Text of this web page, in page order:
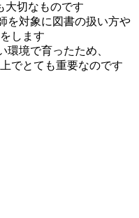
大切なものです
を対象に図書の扱い方や
します
環境で育ったため、
でとても重要なのです